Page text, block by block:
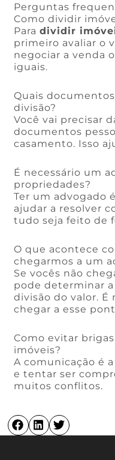
Perguntas
Como dividir
Paradividir
primeiro avaliar o
negociar a venda
iguais.
Quais
divisão?
Você vai precisar
documentos
casamento. Isso
É necessário um
propriedades?
Ter um advogado
ajudar a resolver
tudo seja feito de
O que acontece
chegarmos a um
Se vocês não
pode determinar
divisão do valor.
chegar a esse
Como evitar
imóveis?
A comunicação é
e tentar ser
muitos conflitos.